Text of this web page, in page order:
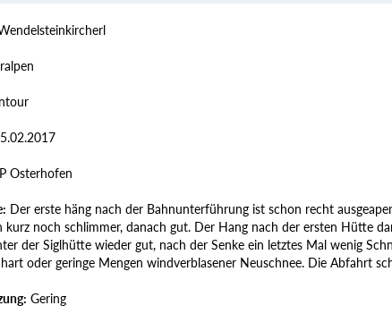
Osterhofen
Der erste häng nach der Bahnunterführung ist schon recht
kurz noch schlimmer, danach gut. Der Hang nach der ersten Hütte
der Siglhütte wieder gut, nach der Senke ein letztes Mal wenig
oder geringe Mengen windverblasener Neuschnee. Die Abfahrt
Gering